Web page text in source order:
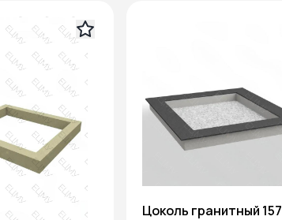
Цоколь гранитный 157